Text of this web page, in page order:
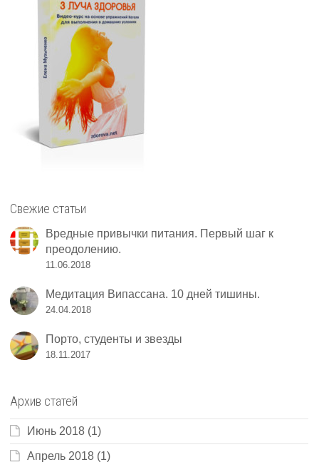
Свежие статьи
Вредные привычки питания. Первый шаг к
преодолению.
11.06.2018
Медитация Випассана. 10 дней тишины.
24.04.2018
Порто, студенты и звезды
18.11.2017
Архив статей
Июнь 2018 (1)
Апрель 2018 (1)